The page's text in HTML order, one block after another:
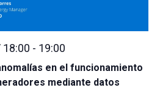
en el funcionamiento
mediante datos
18:00 - 19:00